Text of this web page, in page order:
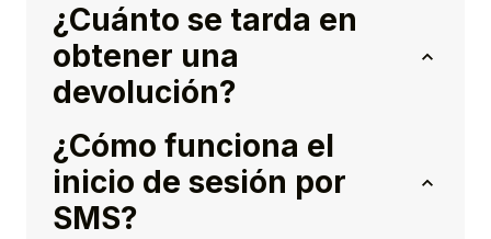
¿Cuánto se tarda en
obtener una
devolución?
¿Cómo funciona el
inicio de sesión por
SMS?